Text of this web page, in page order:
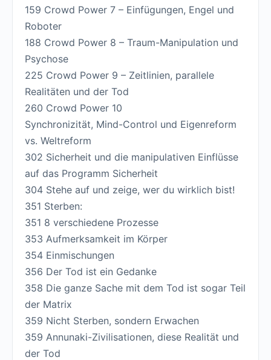
159 Crowd Power 7 – Einfügungen, Engel und
Roboter
188 Crowd Power 8 – Traum-Manipulation und
Psychose
225 Crowd Power 9 – Zeitlinien, parallele
Realitäten und der Tod
260 Crowd Power 10
Synchronizität, Mind-Control und Eigenreform
vs. Weltreform
302 Sicherheit und die manipulativen Einflüsse
auf das Programm Sicherheit
304 Stehe auf und zeige, wer du wirklich bist!
351 Sterben:
351 8 verschiedene Prozesse
353 Aufmerksamkeit im Körper
354 Einmischungen
356 Der Tod ist ein Gedanke
358 Die ganze Sache mit dem Tod ist sogar Teil
der Matrix
359 Nicht Sterben, sondern Erwachen
359 Annunaki-Zivilisationen, diese Realität und
der Tod